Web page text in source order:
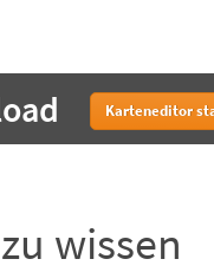
Karteneditor
wissen